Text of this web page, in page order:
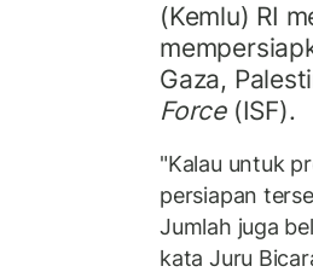
(Kemlu) RI
Gaza,
Force(ISF).
"Kalau untuk
persiapan
Jumlah juga
kata Juru